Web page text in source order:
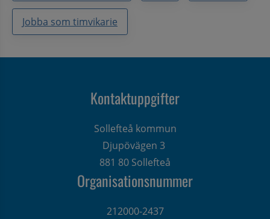
Jobba som timvikarie
Kontaktuppgifter
Sollefteå kommun
Djupövägen 3
881 80 Sollefteå
Organisationsnummer
212000-2437